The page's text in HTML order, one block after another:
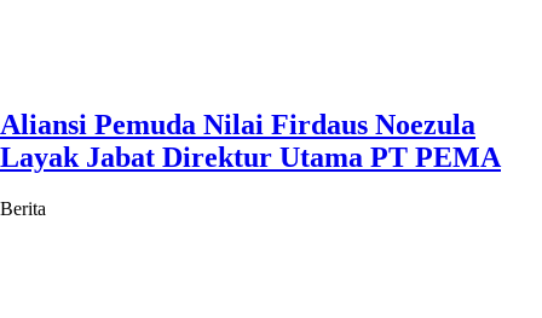
Aliansi Pemuda Nilai Firdaus Noezula
Layak Jabat Direktur Utama PT PEMA
Berita